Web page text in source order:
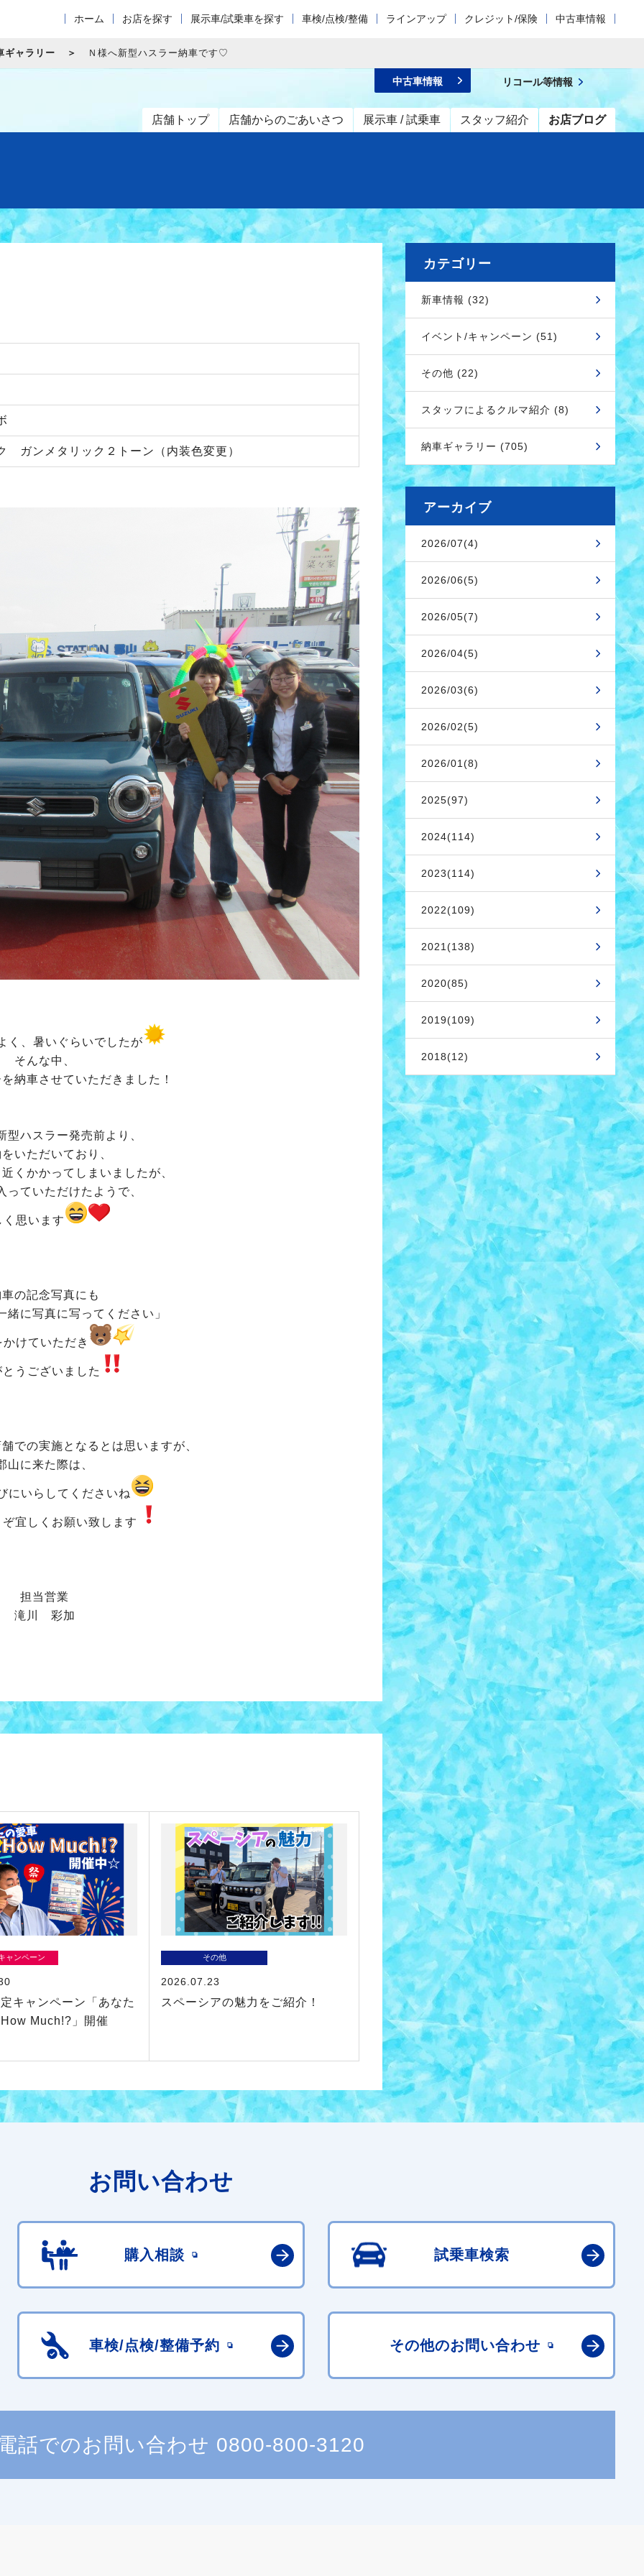
ホーム お店を探す 展示車/試乗車を探す 車検/点検/整備 ラインアップ クレジット/保険 中古車情報
ギャラリー Ｎ様へ新型ハスラー納車です♡
店舗トップ 店舗からのごあいさつ 展示車 / 試乗車 スタッフ紹介 お店ブログ
中古車情報 リコール等情報
ガンメタリック２トーン（内装色変更）
く、暑いぐらいでしたが
そんな中、
納車させていただきました！
型ハスラー発売前より、
いただいており、
くかかってしまいましたが、
っていただけたようで、
く思います
の記念写真にも
緒に写真に写ってください」
けていただき
うございました
での実施となるとは思いますが、
山に来た際は、
にいらしてくださいね
宜しくお願い致します
担当営業
滝川 彩加
ャンペーン
キャンペーン「あなた
Much!?」開催
その他
2026.07.23
スペーシアの魅力をご紹介！
カテゴリー
新車情報 (32)
イベント/キャンペーン (51)
その他 (22)
スタッフによるクルマ紹介 (8)
納車ギャラリー (705)
アーカイブ
2026/07(4)
2026/06(5)
2026/05(7)
2026/04(5)
2026/03(6)
2026/02(5)
2026/01(8)
2025(97)
2024(114)
2023(114)
2022(109)
2021(138)
2020(85)
2019(109)
2018(12)
お問い合わせ
購入相談 試乗車検索
車検/点検/整備予約 その他のお問い合わせ
話でのお問い合わせ 0800-800-3120